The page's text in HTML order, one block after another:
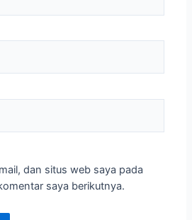
dan situs web saya pada
saya berikutnya.